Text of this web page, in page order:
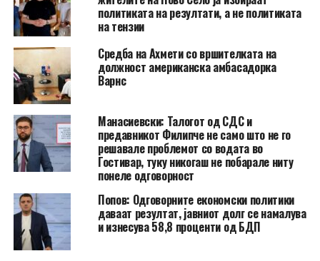
политиката на резултати, а не политиката
на тензии
Средба на Ахмети со вршителката на
должност американска амбасадорка
Варнс
Манасиевски: Талогот од СДС и
предавникот Филипче не само што не го
решавале проблемот со водата во
Гостивар, туку никогаш не побарале ниту
понеле одговорност
Попов: Одговорните економски политики
даваат резултат, јавниот долг се намалува
и изнесува 58,8 проценти од БДП